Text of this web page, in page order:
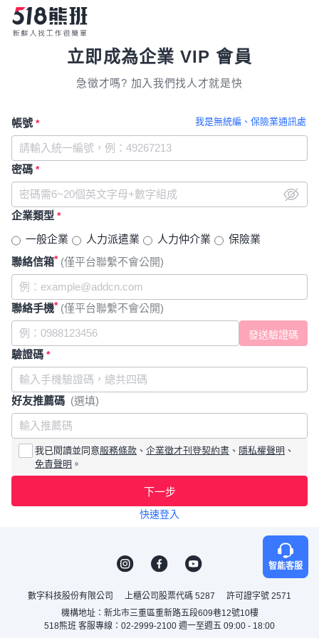
立即成為企業 VIP 會員
急徵才嗎? 加入我們找人才就是快
我是無統編、保險業通訊處
帳號 *
密碼 *
企業類型 *
一般企業 人力派遣業 人力仲介業
保險業
聯絡信箱* (僅平台聯繫不會公開)
聯絡手機* (僅平台聯繫不會公開)
驗證碼 *
好友推薦碼 (選填)
我已閱讀並同意服務條款 、 企業徵才刊登契約書 、 隱私權聲明 、
免責聲明 。
下一步
快速登入
智能客服
數字科技股份有限公司 上櫃公司股票代碼 5287
許可證字號 2571
機構地址：新北市三重區重新路五段609巷12號10樓
518熊班 客服專線：02-2999-2100 週一至週五 09:00 - 18:00